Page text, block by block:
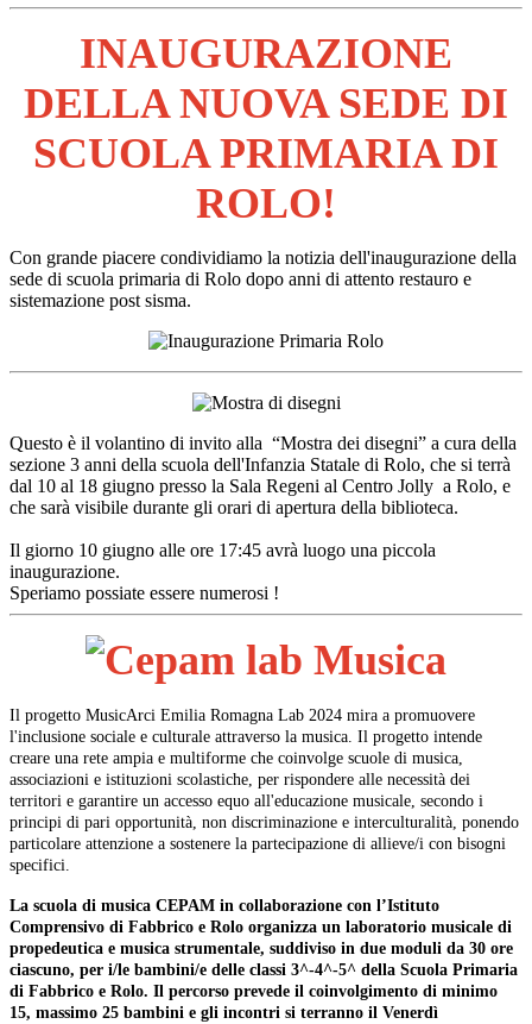
INAUGURAZIONE
DELLA NUOVA SEDE DI
SCUOLA PRIMARIA DI
ROLO!
Con grande piacere condividiamo la notizia dell'inaugurazione della
sede di scuola primaria di Rolo dopo anni di attento restauro e
sistemazione post sisma.
Questo è il volantino di invito alla “Mostra dei disegni” a cura della
sezione 3 anni della scuola dell'Infanzia Statale di Rolo, che si terrà
dal 10 al 18 giugno presso la Sala Regeni al Centro Jolly a Rolo, e
che sarà visibile durante gli orari di apertura della biblioteca.
Il giorno 10 giugno alle ore 17:45 avrà luogo una piccola
inaugurazione.
Speriamo possiate essere numerosi !
Il progetto MusicArci Emilia Romagna Lab 2024 mira a promuovere
l'inclusione sociale e culturale attraverso la musica. Il progetto intende
creare una rete ampia e multiforme che coinvolge scuole di musica,
associazioni e istituzioni scolastiche, per rispondere alle necessità dei
territori e garantire un accesso equo all'educazione musicale, secondo i
principi di pari opportunità, non discriminazione e interculturalità, ponendo
particolare attenzione a sostenere la partecipazione di allieve/i con bisogni
specifici.
La scuola di musica CEPAM in collaborazione con l’Istituto
Comprensivo di Fabbrico e Rolo organizza un laboratorio musicale di
propedeutica e musica strumentale, suddiviso in due moduli da 30 ore
ciascuno, per i/le bambini/e delle classi 3^-4^-5^ della Scuola Primaria
di Fabbrico e Rolo. Il percorso prevede il coinvolgimento di minimo
15, massimo 25 bambini e gli incontri si terranno il Venerdì